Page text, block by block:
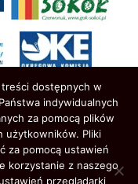
dostępnych w
indywidualnych
za pomocą plików
użytkowników. Pliki
za pomocą ustawień
korzystanie z naszego
przeglądarki